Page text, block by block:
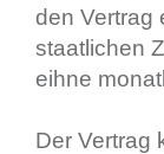
den Vertrag
staatlichen
eihne
Der Vertrag